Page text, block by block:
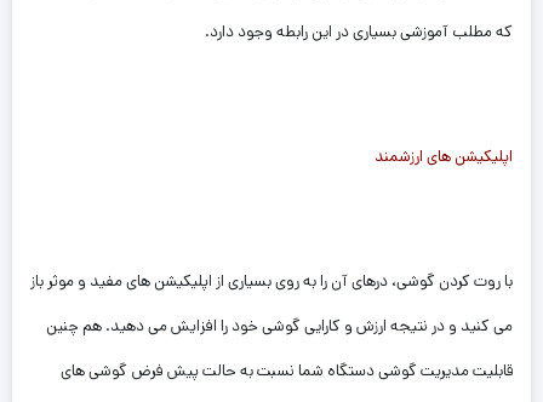
که مطلب آموزشی بسیاری در این رابطه وجود دارد.
اپلیکیشن های ارزشمند
با روت کردن گوشی، درهای آن را به روی بسیاری از اپلیکیشن های مفید و موثر باز
می کنید و در نتیجه ارزش و کارایی گوشی خود را افزایش می دهید. هم چنین
قابلیت مدیریت گوشی دستگاه شما نسبت به حالت پیش فرض گوشی های